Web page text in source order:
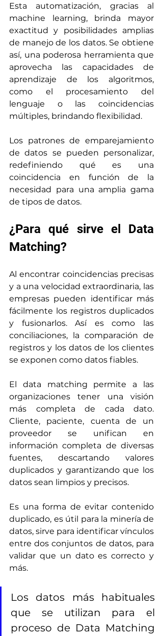
Esta automatización, gracias al
machine learning, brinda mayor
exactitud y posibilidades amplias
de manejo de los datos. Se obtiene
así, una poderosa herramienta que
aprovecha las capacidades de
aprendizaje de los algoritmos,
como el procesamiento del
lenguaje o las coincidencias
múltiples, brindando flexibilidad.
Los patrones de emparejamiento
de datos se pueden personalizar,
redefiniendo qué es una
coincidencia en función de la
necesidad para una amplia gama
de tipos de datos.
¿Para qué sirve el Data
Matching?
Al encontrar coincidencias precisas
y a una velocidad extraordinaria, las
empresas pueden identificar más
fácilmente los registros duplicados
y fusionarlos. Así es como las
conciliaciones, la comparación de
registros y los datos de los clientes
se exponen como datos fiables.
El data matching permite a las
organizaciones tener una visión
más completa de cada dato.
Cliente, paciente, cuenta de un
proveedor se unifican en
información completa de diversas
fuentes, descartando valores
duplicados y garantizando que los
datos sean limpios y precisos.
Es una forma de evitar contenido
duplicado, es útil para la minería de
datos, sirve para identificar vínculos
entre dos conjuntos de datos, para
validar que un dato es correcto y
más.
Los datos más habituales
que se utilizan para el
proceso de Data Matching